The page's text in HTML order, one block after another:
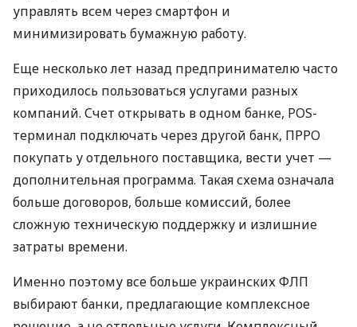
управлять всем через смартфон и
минимизировать бумажную работу.
Еще несколько лет назад предпринимателю часто
приходилось пользоваться услугами разных
компаний. Счет открывать в одном банке, POS-
терминал подключать через другой банк, ПРРО
покупать у отдельного поставщика, вести учет —
дополнительная программа. Такая схема означала
больше договоров, больше комиссий, более
сложную техническую поддержку и излишние
затраты времени.
Именно поэтому все больше украинских ФЛП
выбирают банки, предлагающие комплексное